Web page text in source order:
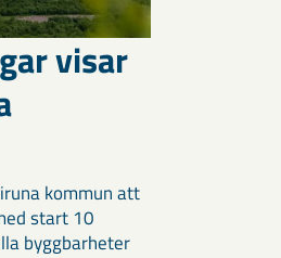
visar
kommun att
start 10
byggbarheter